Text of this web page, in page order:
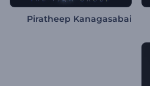
Piratheep Kanagasabai